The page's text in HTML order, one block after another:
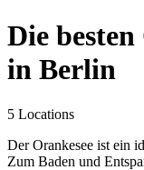
Die
in Berlin
5 Locations
Der Orankesee ist ein
Zum Baden und